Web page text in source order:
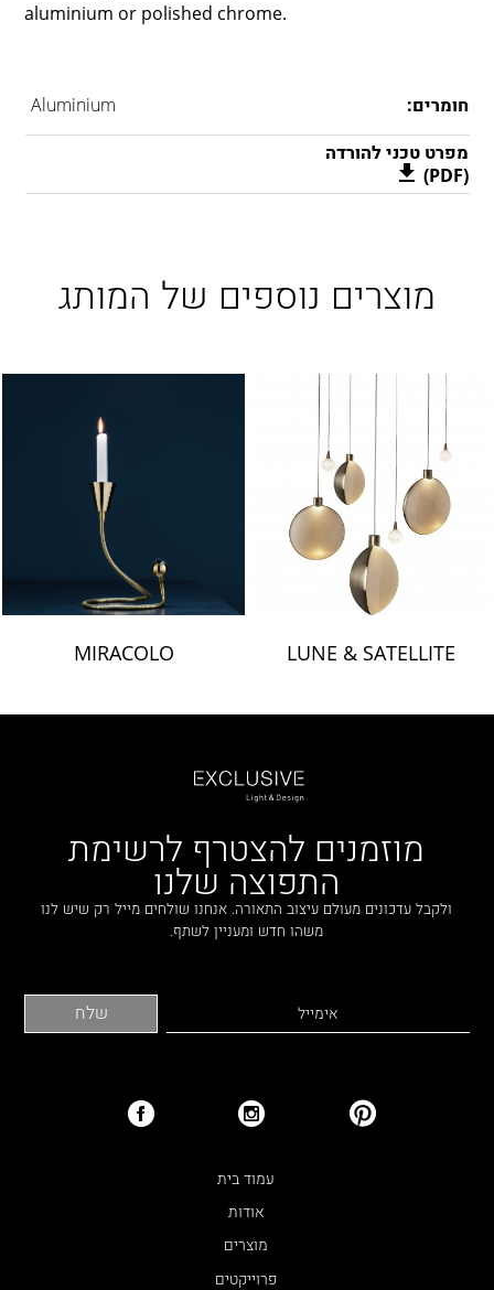
aluminium or polished chrome.
חומרים:
Aluminium
מפרט טכני להורדה
(PDF)
מוצרים נוספים של המותג
LUNE & SATELLITE
MIRACOLO
מוזמנים להצטרף לרשימת
התפוצה שלנו
ולקבל עדכונים מעולם עיצוב התאורה. אנחנו שולחים מייל רק שיש לנו
משהו חדש ומעניין לשתף.
עמוד בית
אודות
מוצרים
פרוייקטים